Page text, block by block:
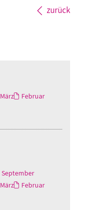
zurück
März
Februar
September
März
Februar